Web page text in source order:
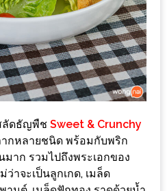
ลัดธัญพืช Sweet & Crunchy
กหลายชนิด พร้อมกับพริก
าก รวมไปถึงพระเอกของ
าจะเป็นลูกเกด, เมล็ด